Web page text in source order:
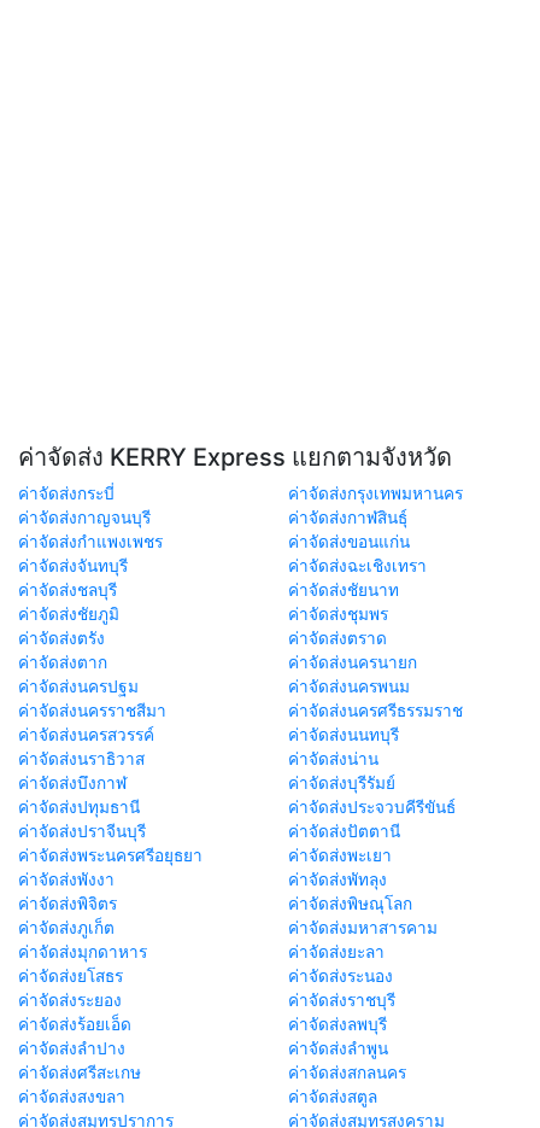
ค่าจัดส่ง KERRY Express แยกตามจังหวัด
ค่าจัดส่งกระบี่
ค่าจัดส่งกรุงเทพมหานคร
ค่าจัดส่งกาญจนบุรี
ค่าจัดส่งกาฬสินธุ์
ค่าจัดส่งกำแพงเพชร
ค่าจัดส่งขอนแก่น
ค่าจัดส่งจันทบุรี
ค่าจัดส่งฉะเชิงเทรา
ค่าจัดส่งชลบุรี
ค่าจัดส่งชัยนาท
ค่าจัดส่งชัยภูมิ
ค่าจัดส่งชุมพร
ค่าจัดส่งตรัง
ค่าจัดส่งตราด
ค่าจัดส่งตาก
ค่าจัดส่งนครนายก
ค่าจัดส่งนครปฐม
ค่าจัดส่งนครพนม
ค่าจัดส่งนครราชสีมา
ค่าจัดส่งนครศรีธรรมราช
ค่าจัดส่งนครสวรรค์
ค่าจัดส่งนนทบุรี
ค่าจัดส่งนราธิวาส
ค่าจัดส่งน่าน
ค่าจัดส่งบึงกาฬ
ค่าจัดส่งบุรีรัมย์
ค่าจัดส่งปทุมธานี
ค่าจัดส่งประจวบคีรีขันธ์
ค่าจัดส่งปราจีนบุรี
ค่าจัดส่งปัตตานี
ค่าจัดส่งพระนครศรีอยุธยา
ค่าจัดส่งพะเยา
ค่าจัดส่งพังงา
ค่าจัดส่งพัทลุง
ค่าจัดส่งพิจิตร
ค่าจัดส่งพิษณุโลก
ค่าจัดส่งภูเก็ต
ค่าจัดส่งมหาสารคาม
ค่าจัดส่งมุกดาหาร
ค่าจัดส่งยะลา
ค่าจัดส่งยโสธร
ค่าจัดส่งระนอง
ค่าจัดส่งระยอง
ค่าจัดส่งราชบุรี
ค่าจัดส่งร้อยเอ็ด
ค่าจัดส่งลพบุรี
ค่าจัดส่งลำปาง
ค่าจัดส่งลำพูน
ค่าจัดส่งศรีสะเกษ
ค่าจัดส่งสกลนคร
ค่าจัดส่งสงขลา
ค่าจัดส่งสตูล
ค่าจัดส่งสมุทรปราการ
ค่าจัดส่งสมุทรสงคราม